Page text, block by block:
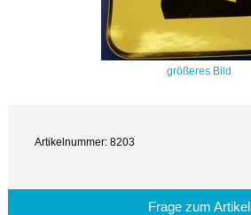
größeres Bild
Artikelnummer: 8203
Frage zum Artikel